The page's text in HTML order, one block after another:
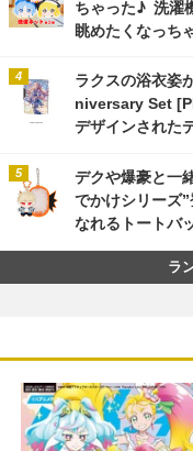
ちゃった♪ 洗濯
眺めたくなっち
ラクスの浴衣姿
niversary Set
デザインされた
デクや爆豪と一
でかけシリーズ
なれるトートバ
ラ